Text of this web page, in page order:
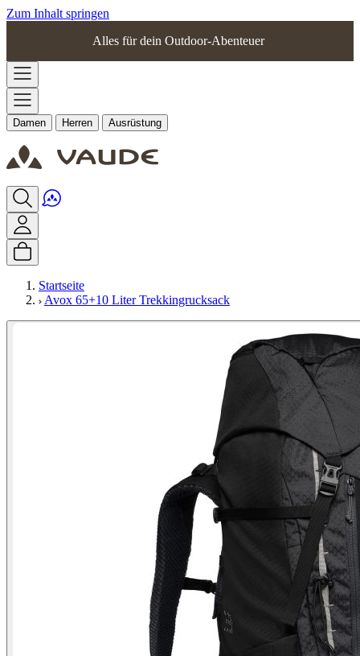
Zum Inhalt springen
Alles für dein Outdoor-Abenteuer
Damen Herren Ausrüstung
Startseite
Avox 65+10 Liter Trekkingrucksack